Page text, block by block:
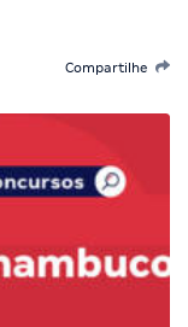
Compartilhe